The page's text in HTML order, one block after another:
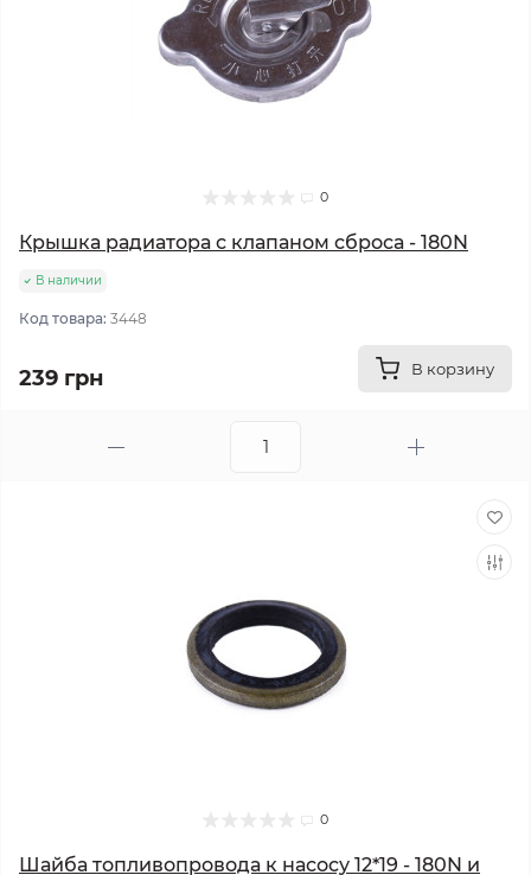
0
Крышка радиатора с клапаном сброса - 180N
В наличии
Код товара: 3448
239 грн В корзину
0
Шайба топливопровода к насосу 12*19 - 180N и